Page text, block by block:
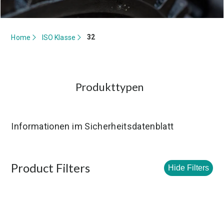
Home ISO Klasse 32
Produkttypen
Informationen im Sicherheitsdatenblatt
Product Filters Hide Filters